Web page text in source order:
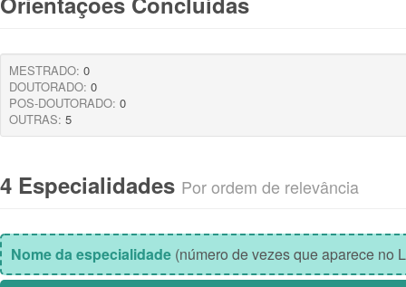
MESTRADO: 0
DOUTORADO: 0
POS-DOUTORADO: 0
OUTRAS: 5
4 Especialidades Por ordem de relevância
Nome da especialidade (número de vezes que aparece no